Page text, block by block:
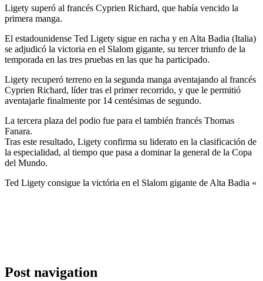
Ligety superó al francés Cyprien Richard, que había vencido la
primera manga.
El estadounidense Ted Ligety sigue en racha y en Alta Badia (Italia)
se adjudicó la victoria en el Slalom gigante, su tercer triunfo de la
temporada en las tres pruebas en las que ha participado.
Ligety recuperó terreno en la segunda manga aventajando al francés
Cyprien Richard, líder tras el primer recorrido, y que le permitió
aventajarle finalmente por 14 centésimas de segundo.
La tercera plaza del podio fue para el también francés Thomas
Fanara.
Tras este resultado, Ligety confirma su liderato en la clasificación de
la especialidad, al tiempo que pasa a dominar la general de la Copa
del Mundo.
Ted Ligety consigue la victória en el Slalom gigante de Alta Badia «
Post navigation